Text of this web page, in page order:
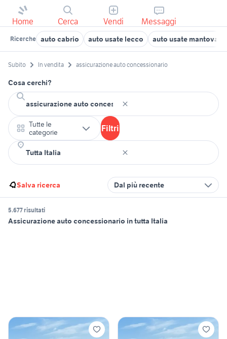
Home Cerca Vendi Messaggi
Ricerche auto cabrio auto usate lecco auto usate mantova
Subito In vendita assicurazione auto concessionario
Cosa cerchi?
Tutte le
categorie
Filtri
Salva ricerca Dal più recente
5.677 risultati
Assicurazione auto concessionario in tutta Italia